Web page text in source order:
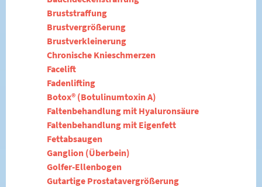
Bruststraffung
Brustvergrößerung
Brustverkleinerung
Chronische Knieschmerzen
Facelift
Fadenlifting
Botox® (Botulinumtoxin A)
Faltenbehandlung mit Hyaluronsäure
Faltenbehandlung mit Eigenfett
Fettabsaugen
Ganglion (Überbein)
Golfer-Ellenbogen
Gutartige Prostatavergrößerung